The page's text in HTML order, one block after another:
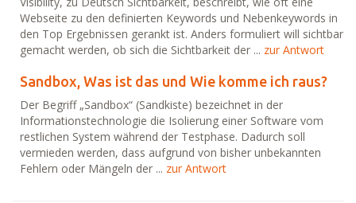
Webseite zu den definierten Keywords und Nebenkeywords in
den Top Ergebnissen gerankt ist. Anders formuliert will sichtbar
gemacht werden, ob sich die Sichtbarkeit der ... zur Antwort
Sandbox, Was ist das und Wie komme ich raus?
Der Begriff „Sandbox“ (Sandkiste) bezeichnet in der
Informationstechnologie die Isolierung einer Software vom
restlichen System während der Testphase. Dadurch soll
vermieden werden, dass aufgrund von bisher unbekannten
Fehlern oder Mängeln der ... zur Antwort